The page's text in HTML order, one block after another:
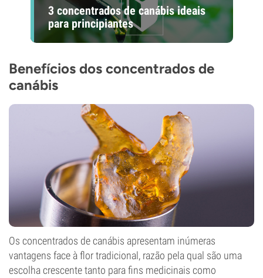
3 concentrados de canábis ideais
para principiantes
Benefícios dos concentrados de
canábis
Os concentrados de canábis apresentam inúmeras
vantagens face à flor tradicional, razão pela qual são uma
escolha crescente tanto para fins medicinais como